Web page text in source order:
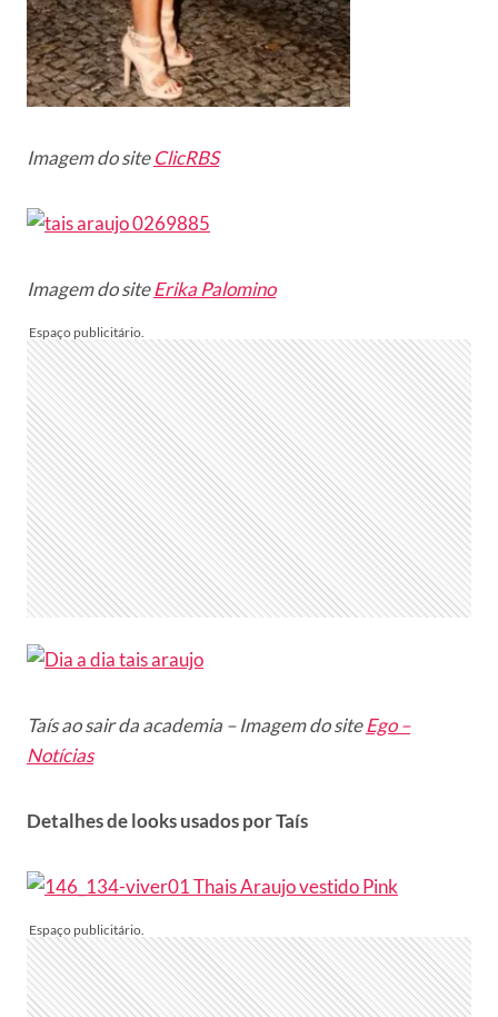
Imagem do siteClicRBS
Imagem do siteErika Palomino
Taís ao sair da academia – Imagem do siteEgo –
Notícias
Detalhes de looks usados por Taís